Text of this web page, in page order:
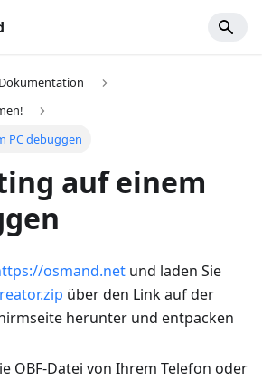
PC debuggen
auf einem
osmand.net und laden Sie
über den Link auf der
herunter und entpacken
OBF-Datei von Ihrem Telefon oder